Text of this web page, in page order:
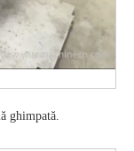
ghimpată.